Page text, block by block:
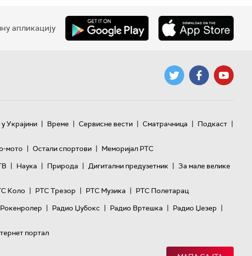
апликацију
Украјини | Време | Сервисне вести | Сматрачница | Подкаст |
мото | Остали спортови | Меморијал РТС
| Наука | Природа | Дигитални предузетник | За мале велике
Коло | РТС Трезор | РТС Музика | РТС Полетарац
| Радио Џубокс | Радио Вртешка | Радио Џезер |
портал